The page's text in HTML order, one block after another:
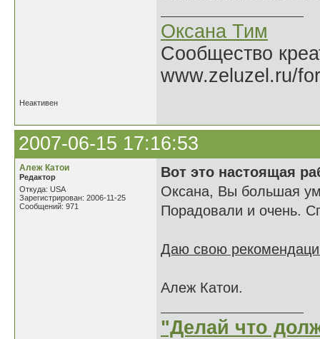
Оксана Тим
Сообщество
www.zeluzel.ru/
Неактивен
2007-06-15 17:16:53
Алеж Катои
Редактор
Откуда: USA
Зарегистрирован: 2006-11-25
Сообщений: 971
Вот это настоящая
Оксана, Вы большая
Порадовали и очень.
Даю свою
Алеж Катои.
"Делай что